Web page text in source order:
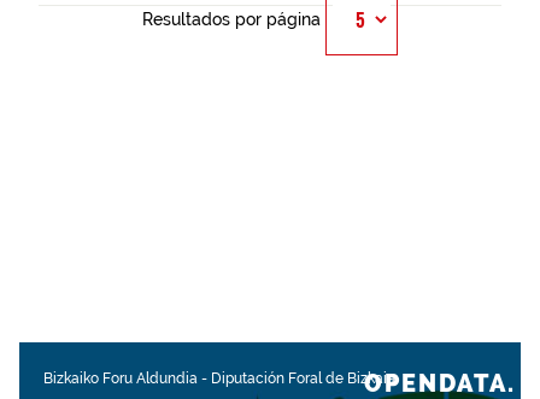
Resultados por página
Bizkaiko Foru Aldundia - Diputación Foral de BizkaiaOPENDATA.